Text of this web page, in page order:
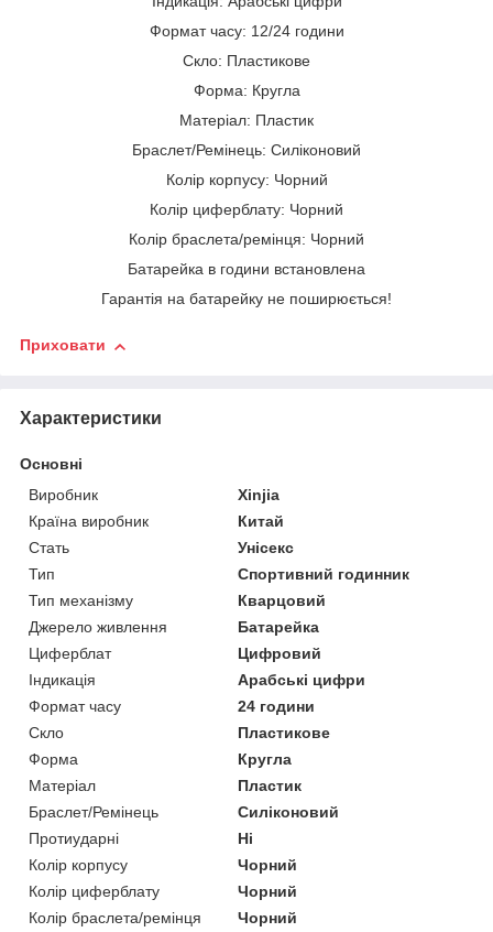
Формат часу: 12/24 години
Скло: Пластикове
Форма: Кругла
Матеріал: Пластик
Браслет/Ремінець: Силіконовий
Колір корпусу: Чорний
Колір циферблату: Чорний
Колір браслета/ремінця: Чорний
Батарейка в години встановлена
Гарантія на батарейку не поширюється!
Приховати
Характеристики
Основні
Виробник
Xinjia
Країна виробник
Китай
Стать
Унісекс
Тип
Спортивний годинник
Тип механізму
Кварцовий
Джерело живлення
Батарейка
Циферблат
Цифровий
Індикація
Арабські цифри
Формат часу
24 години
Скло
Пластикове
Форма
Кругла
Матеріал
Пластик
Браслет/Ремінець
Силіконовий
Протиударні
Ні
Колір корпусу
Чорний
Колір циферблату
Чорний
Колір браслета/ремінця
Чорний